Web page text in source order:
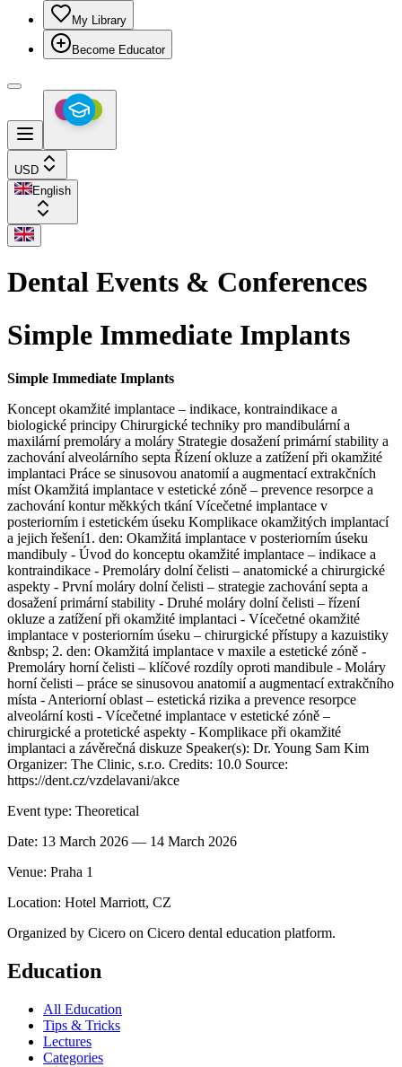
My Library
Become Educator
USD
English
Dental Events & Conferences
Simple Immediate Implants
Simple Immediate Implants
Koncept okamžité implantace – indikace, kontraindikace a
biologické principy Chirurgické techniky pro mandibulární a
maxilární premoláry a moláry Strategie dosažení primární stability a
zachování alveolárního septa Řízení okluze a zatížení při okamžité
implantaci Práce se sinusovou anatomií a augmentací extrakčních
míst Okamžitá implantace v estetické zóně – prevence resorpce a
zachování kontur měkkých tkání Vícečetné implantace v
posteriorním i estetickém úseku Komplikace okamžitých implantací
a jejich řešení1. den: Okamžitá implantace v posteriorním úseku
mandibuly - Úvod do konceptu okamžité implantace – indikace a
kontraindikace - Premoláry dolní čelisti – anatomické a chirurgické
aspekty - První moláry dolní čelisti – strategie zachování septa a
dosažení primární stability - Druhé moláry dolní čelisti – řízení
okluze a zatížení při okamžité implantaci - Vícečetné okamžité
implantace v posteriorním úseku – chirurgické přístupy a kazuistiky
&nbsp; 2. den: Okamžitá implantace v maxile a estetické zóně -
Premoláry horní čelisti – klíčové rozdíly oproti mandibule - Moláry
horní čelisti – práce se sinusovou anatomií a augmentací extrakčního
místa - Anteriorní oblast – estetická rizika a prevence resorpce
alveolární kosti - Vícečetné implantace v estetické zóně –
chirurgické a protetické aspekty - Komplikace při okamžité
implantaci a závěrečná diskuze Speaker(s): Dr. Young Sam Kim
Organizer: The Clinic, s.r.o. Credits: 10.0 Source:
https://dent.cz/vzdelavani/akce
Event type: Theoretical
Date: 13 March 2026 — 14 March 2026
Venue: Praha 1
Location: Hotel Marriott, CZ
Organized by Cicero on Cicero dental education platform.
Education
All Education
Tips & Tricks
Lectures
Categories